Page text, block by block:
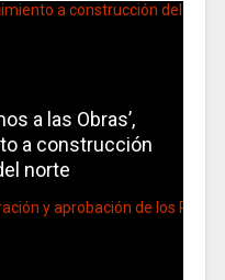
a las Obras’,
a construcción
norte